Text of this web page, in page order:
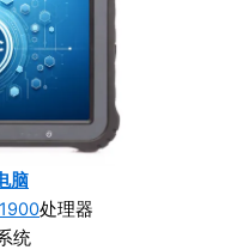
脑
处理器
统